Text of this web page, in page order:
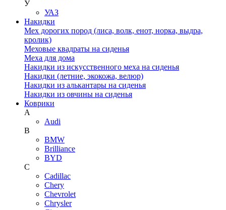
У
УАЗ
Накидки
Мех дорогих пород (лиса, волк, енот, норка, выдра,
кролик)
Меховые квадраты на сиденья
Меха для дома
Накидки из искусственного меха на сиденья
Накидки (летние, экокожа, велюр)
Накидки из алькантары на сиденья
Накидки из овчины на сиденья
Коврики
A
Audi
B
BMW
Brilliance
BYD
C
Cadillac
Chery
Chevrolet
Chrysler